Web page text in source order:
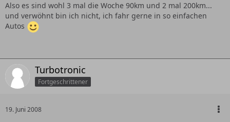
Also es sind wohl 3 mal die Woche 90km und 2 mal 200km...
und verwöhnt bin ich nicht, ich fahr gerne in so einfachen
Autos
Turbotronic
Fortgeschrittener
19. Juni 2008